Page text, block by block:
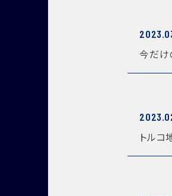
今だけ
トル